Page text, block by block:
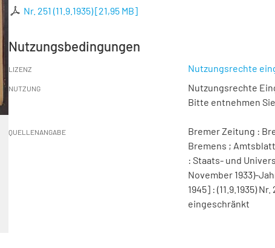
Nr. 251 (11.9.1935)[21,95 MB]
Nutzungsbedingungen
LIZENZ Nutzungsrechte
NUTZUNG
Nutzungsrechte
Bitte entnehmen
QUELLENANGABE
Bremer Zeitung :
Bremens ;
: Staats- und
November 1933)-
1945] : (11.9.1935)
eingeschränkt